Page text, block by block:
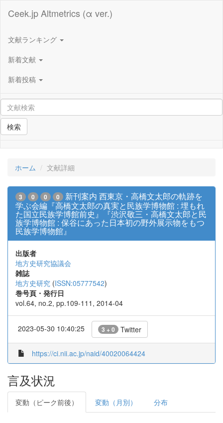
Ceek.jp Altmetrics (α ver.)
文献ランキング
新着文献
新着投稿
検索
ホーム 文献詳細
3 0 0 0
新刊案内 西東京・高橋文太郎の軌跡を
学ぶ会編『高橋文太郎の真実と民族学博物館 : 埋もれ
た国立民族学博館前史』『渋沢敬三・高橋文太郎と民
族学博物館 : 保谷にあった日本初の野外展示物をもつ
民族学博物館』
出版者
地方史研究協議会
雑誌
地方史研究 (ISSN:05777542)
巻号頁・発行日
vol.64, no.2, pp.109-111, 2014-04
2023-05-30 10:40:25 3 + 0 Twitter
https://ci.nii.ac.jp/naid/40020064424
言及状況
変動（ピーク前後） 変動（月別） 分布